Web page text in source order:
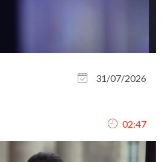
31/07/2026
02:47